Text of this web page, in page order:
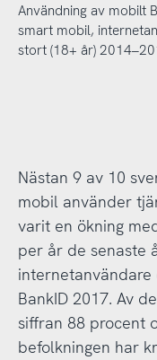
Användning av mobilt
smart mobil,
stort (18+ år)
Nästan 9 av 10
mobil använder
varit en ökning
per år de senaste
internetanvändare
BankID 2017. Av
siffran 88 procent
befolkningen har